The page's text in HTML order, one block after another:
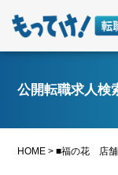
公開転職求人検
HOME >■福の花 店舗